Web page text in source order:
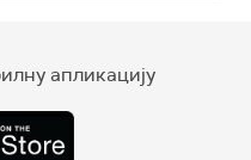
апликацију